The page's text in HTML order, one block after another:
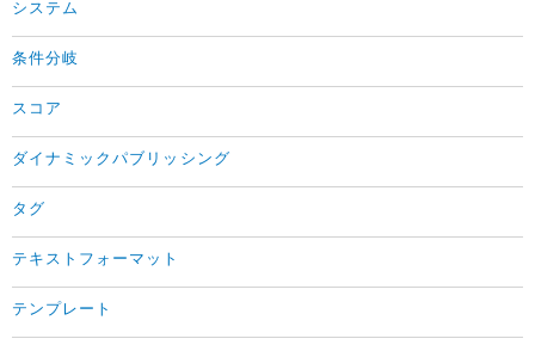
システム
条件分岐
スコア
ダイナミックパブリッシング
タグ
テキストフォーマット
テンプレート